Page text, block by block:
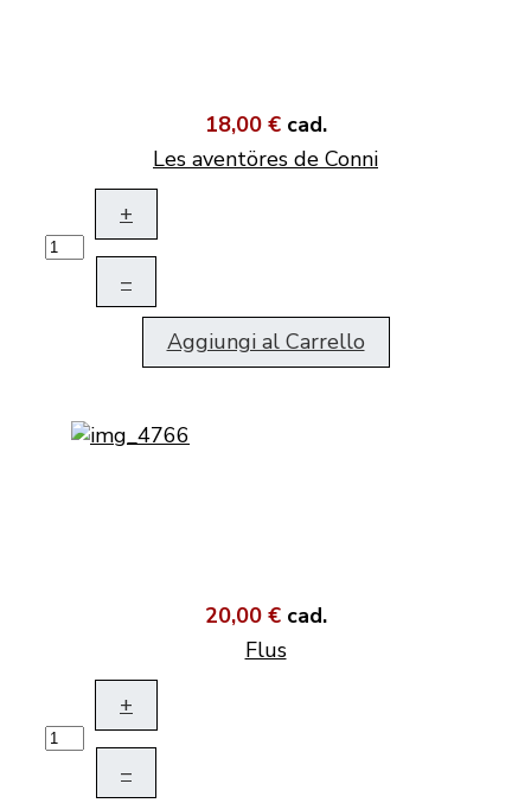
18,00 € cad.
Les aventöres de Conni
+
–
Aggiungi al Carrello
20,00 € cad.
Flus
+
–